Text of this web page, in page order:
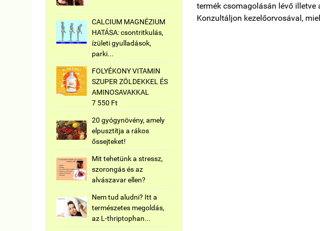
CALCIUM MAGNÉZIUM
HATÁSA: csontritkulás,
ízületi gyulladások,
parki...
FOLYÉKONY VITAMIN
SZUPER ZÖLDEKKEL ÉS
AMINOSAVAKKAL
7 550 Ft
20 gyógynövény, amely
elpusztítja a rákos
őssejteket!
Mit tehetünk a stressz,
szorongás és az
alvászavar ellen?
Nem tud aludni? Itt a
természetes megoldás,
az L-thriptophan...
termék csomagolásán lévő illetve
Konzultáljon kezelőorvosával,